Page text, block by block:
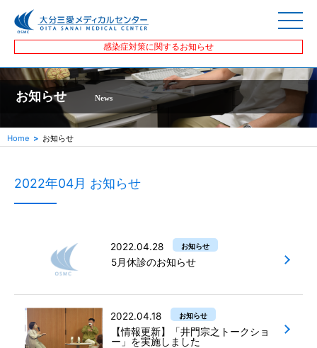
感染症対策に関するお知らせ
お知らせ News
Home お知らせ
2022年04月 お知らせ
2022.04.28 お知らせ
5月休診のお知らせ
2022.04.18 お知らせ
【情報更新】「井門宗之トークショ
ー」を実施しました